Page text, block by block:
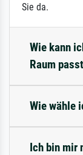
Sie da.
Wie kann
Raum
Wie wähle
Ich bin mir